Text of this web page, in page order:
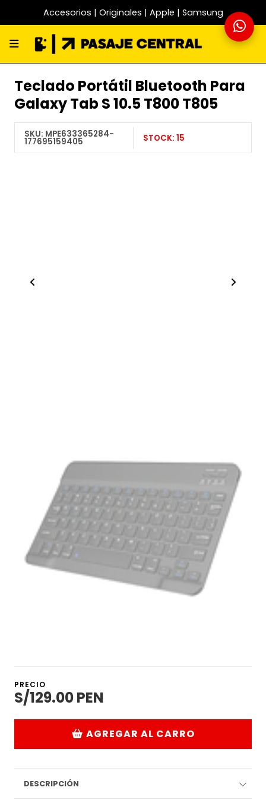
Accesorios | Originales | Apple | Samsung
Teclado Portátil Bluetooth Para
Galaxy Tab S 10.5 T800 T805
SKU: MPE633365284-
177695159405 STOCK: 15
PRECIO
S/129.00 PEN
AGREGAR AL CARRO
DESCRIPCIÓN